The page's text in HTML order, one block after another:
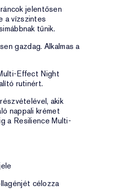
jelentősen
a vízszintes
tűnik.
gazdag. Alkalmas a
Effect Night
rutinért.
akik
nappali krémet
a Resilience Multi-
célozza